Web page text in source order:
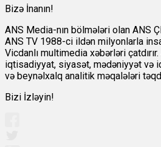
Bizə İnanın!
ANS Media-nın bölmələri olan ANS
ANS TV 1988-ci ildən milyonlarla
Vicdanlı multimedia xəbərləri
iqtisadiyyat, siyasət, mədəniyyət və
və beynəlxalq analitik məqalələri
Bizi İzləyin!